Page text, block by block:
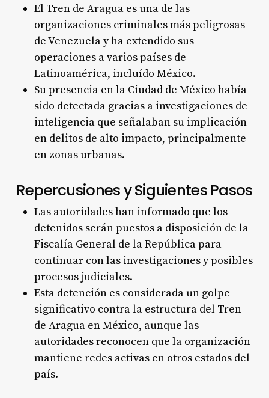
El Tren de Aragua es una de las
organizaciones criminales más peligrosas
de Venezuela y ha extendido sus
operaciones a varios países de
Latinoamérica, incluído México.
Su presencia en la Ciudad de México había
sido detectada gracias a investigaciones de
inteligencia que señalaban su implicación
en delitos de alto impacto, principalmente
en zonas urbanas.
Repercusiones y Siguientes Pasos
Las autoridades han informado que los
detenidos serán puestos a disposición de la
Fiscalía General de la República para
continuar con las investigaciones y posibles
procesos judiciales.
Esta detención es considerada un golpe
significativo contra la estructura del Tren
de Aragua en México, aunque las
autoridades reconocen que la organización
mantiene redes activas en otros estados del
país.